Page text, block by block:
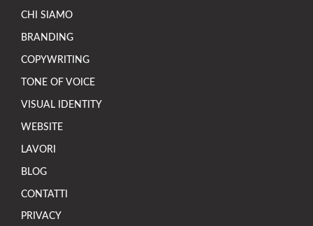
CHI SIAMO
BRANDING
COPYWRITING
TONE OF VOICE
VISUAL IDENTITY
WEBSITE
LAVORI
BLOG
CONTATTI
PRIVACY